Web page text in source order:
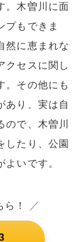
。木曽川に面
プもできま
然に恵まれな
クセスに関し
。その他にも
あり、実は自
で、木曽川
したり、公園
いです。
！ ／